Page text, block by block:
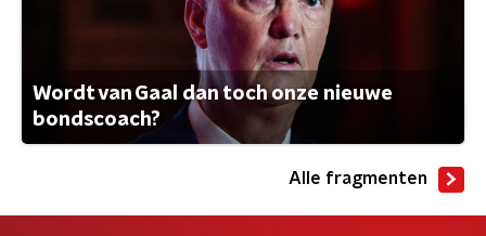
Wordt van Gaal dan toch onze nieuwe
bondscoach?
Alle fragmenten